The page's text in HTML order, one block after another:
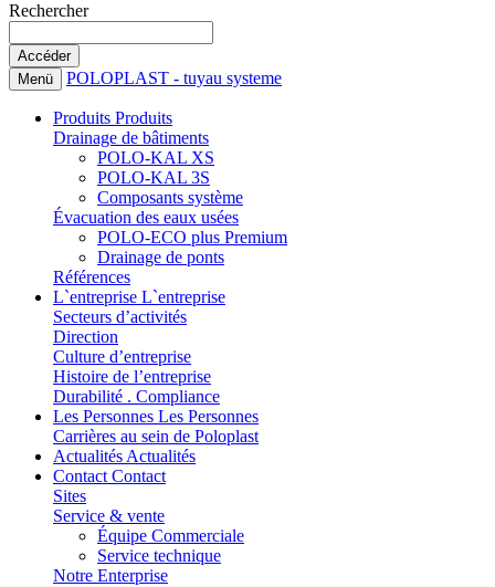
Rechercher
Menü POLOPLAST - tuyau systeme
Produits Produits
Drainage de bâtiments
POLO-KAL XS
POLO-KAL 3S
Composants système
Évacuation des eaux usées
POLO-ECO plus Premium
Drainage de ponts
Références
L`entreprise L`entreprise
Secteurs d’activités
Direction
Culture d’entreprise
Histoire de l’entreprise
Durabilité . Compliance
Les Personnes Les Personnes
Carrières au sein de Poloplast
Actualités Actualités
Contact Contact
Sites
Service & vente
Équipe Commerciale
Service technique
Notre Enterprise